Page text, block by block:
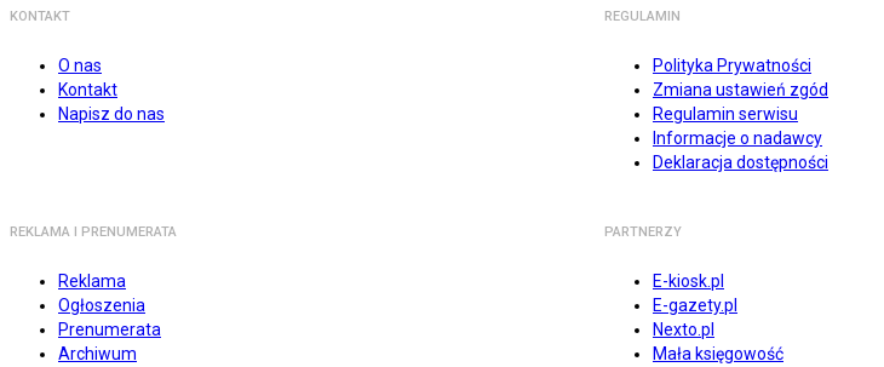
KONTAKT
O nas
Kontakt
Napisz do nas
REGULAMIN
Polityka Prywatności
Zmiana ustawień zgód
Regulamin serwisu
Informacje o nadawcy
Deklaracja dostępności
REKLAMA I PRENUMERATA
Reklama
Ogłoszenia
Prenumerata
Archiwum
PARTNERZY
E-kiosk.pl
E-gazety.pl
Nexto.pl
Mała księgowość